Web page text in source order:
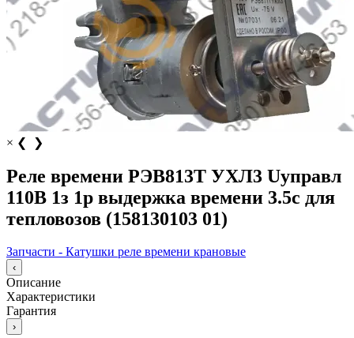
× ❮ ❯
Реле времени РЭВ813Т УХЛ3 Uуправл
110В 1з 1р выдержка времени 3.5с для
тепловозов (158130103 01)
Запчасти - Катушки реле времени крановые
‹
Описание
Характеристики
Гарантия
›